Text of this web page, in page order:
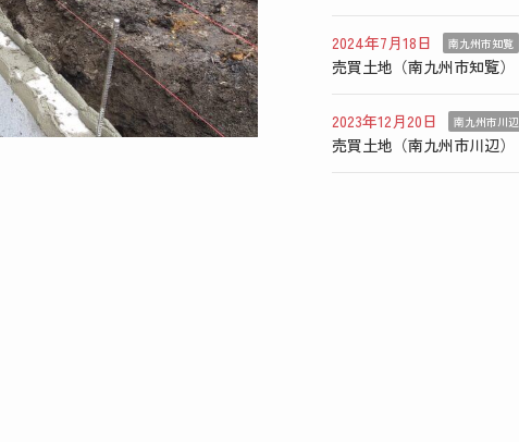
2024年7月18日 南九州市知覧
売買土地（南九州市知覧）
2023年12月20日 南九州市川辺
売買土地（南九州市川辺）